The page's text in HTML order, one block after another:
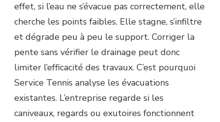
effet, si l’eau ne s’évacue pas correctement, elle
cherche les points faibles. Elle stagne, s’infiltre
et dégrade peu à peu le support. Corriger la
pente sans vérifier le drainage peut donc
limiter l’efficacité des travaux. C’est pourquoi
Service Tennis analyse les évacuations
existantes. L’entreprise regarde si les
caniveaux, regards ou exutoires fonctionnent